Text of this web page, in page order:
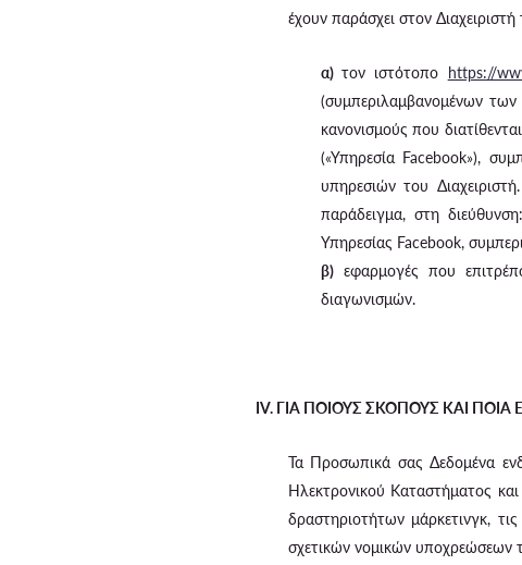
έχουν παράσχει στον
α) τον ιστότοπο https://
(συμπεριλαμβανομένων των
κανονισμούς που
(«Υπηρεσία Facebook»),
υπηρεσιών του
παράδειγμα, στη
Υπηρεσίας Facebook,
β)εφαρμογές που
διαγωνισμών.
IV. ΓΙΑ ΠΟΙΟΥΣ ΣΚΟΠΟΥΣ ΚΑΙ
Τα Προσωπικά σας Δεδομένα
Ηλεκτρονικού Καταστήματος
δραστηριοτήτων μάρκετινγκ,
σχετικών νομικών υποχρεώσεων